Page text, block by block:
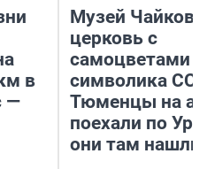
в
—
Музей
церковь с
самоцветами
символика
Тюменцы на
поехали по
они там нашли